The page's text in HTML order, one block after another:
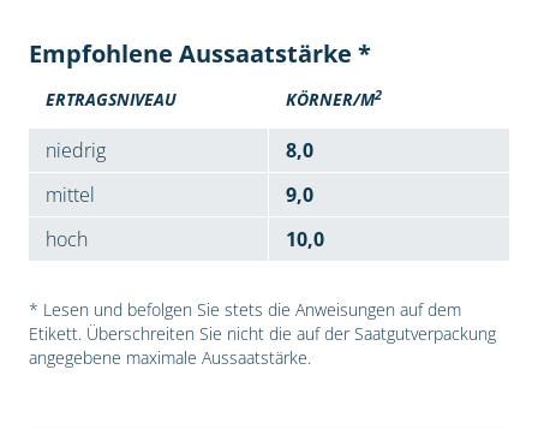
Empfohlene Aussaatstärke *
ERTRAGSNIVEAU KÖRNER/M2
niedrig
8,0
mittel
9,0
hoch
10,0
* Lesen und befolgen Sie stets die Anweisungen auf dem
Etikett. Überschreiten Sie nicht die auf der Saatgutverpackung
angegebene maximale Aussaatstärke.